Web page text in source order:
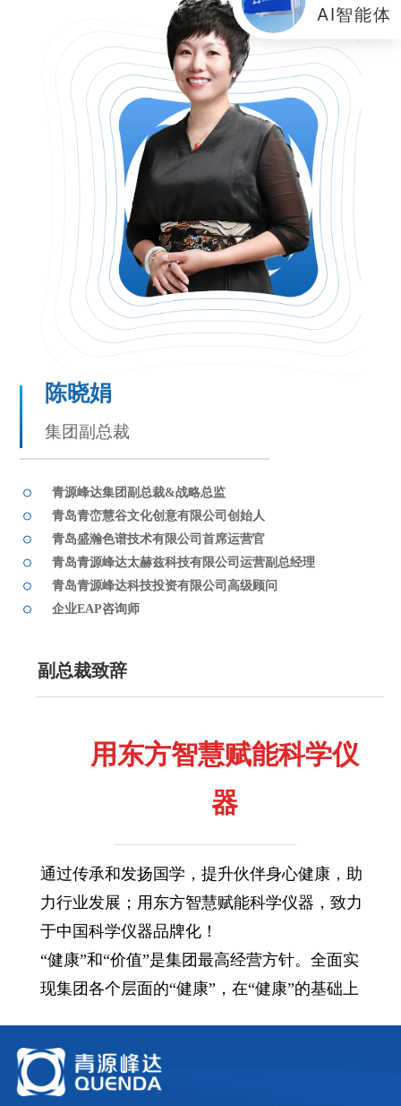
众创平台核心部件首次实现对印度出口；
大湾区创新中心-实现独立运营，迈入自主发展
新阶段；
团队年轻化、国际化水平持续提升。
这些成绩，是每一位青源峰达人对“高质量”发
展的坚守，是“拼搏365天，全面实现全球领
先”的誓言兑现。
2026 年，是国家 “十五五”规划开局之年，高端
仪器被列为重点突破领域，这是时代赋予我们
的重大机遇。马年象征着奋进与突破，新的一
展”为核心，锚定长期主义，把时代机遇转化为
伙伴们，2026 年是我们迈向 “国内领先仪器公
斗者为本，在夯实基础的道路上策马扬鞭，用
实干书写青源峰达更加辉煌的未来！
陈晓娟
集团副总裁
青源峰达集团副总裁&战略总监
青岛青峦慧谷文化创意有限公司创始人
青岛盛瀚色谱技术有限公司首席运营官
青岛青源峰达太赫兹科技有限公司运营副总经理
青岛青源峰达科技投资有限公司高级顾问
企业EAP咨询师
副总裁致辞
用东方智慧赋能科学仪
器
通过传承和发扬国学，提升伙伴身心健康，助
力行业发展；用东方智慧赋能科学仪器，致力
于中国科学仪器品牌化！
“健康”和“价值”是集团最高经营方针。全面实
现集团各个层面的“健康”，在“健康”的基础上
岗位等层面多维体现“价值”。
AI智能体